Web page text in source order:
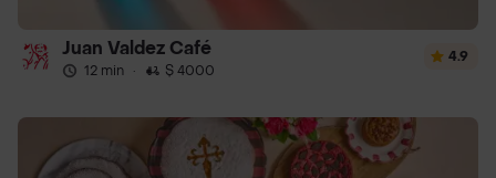
Juan Valdez Café
12 min · $ 4000
4.9